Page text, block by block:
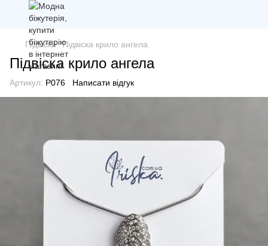
Підвіски Підвіска крило ангела
Підвіска крило ангела
Артикул: P076 Написати відгук